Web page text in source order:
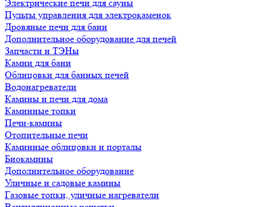
Электрические печи для сауны
Пульты управления для электрокаменок
Дровяные печи для бани
Дополнительное оборудование для печей
Запчасти и ТЭНы
Камни для бани
Облицовки для банных печей
Водонагреватели
Камины и печи для дома
Каминные топки
Печи-камины
Отопительные печи
Каминные облицовки и порталы
Биокамины
Дополнительное оборудование
Уличные и садовые камины
Газовые топки, уличные нагреватели